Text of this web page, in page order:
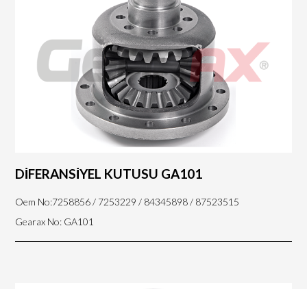
DİFERANSİYEL KUTUSU GA101
Oem No:7258856 / 7253229 / 84345898 / 87523515
Gearax No: GA101